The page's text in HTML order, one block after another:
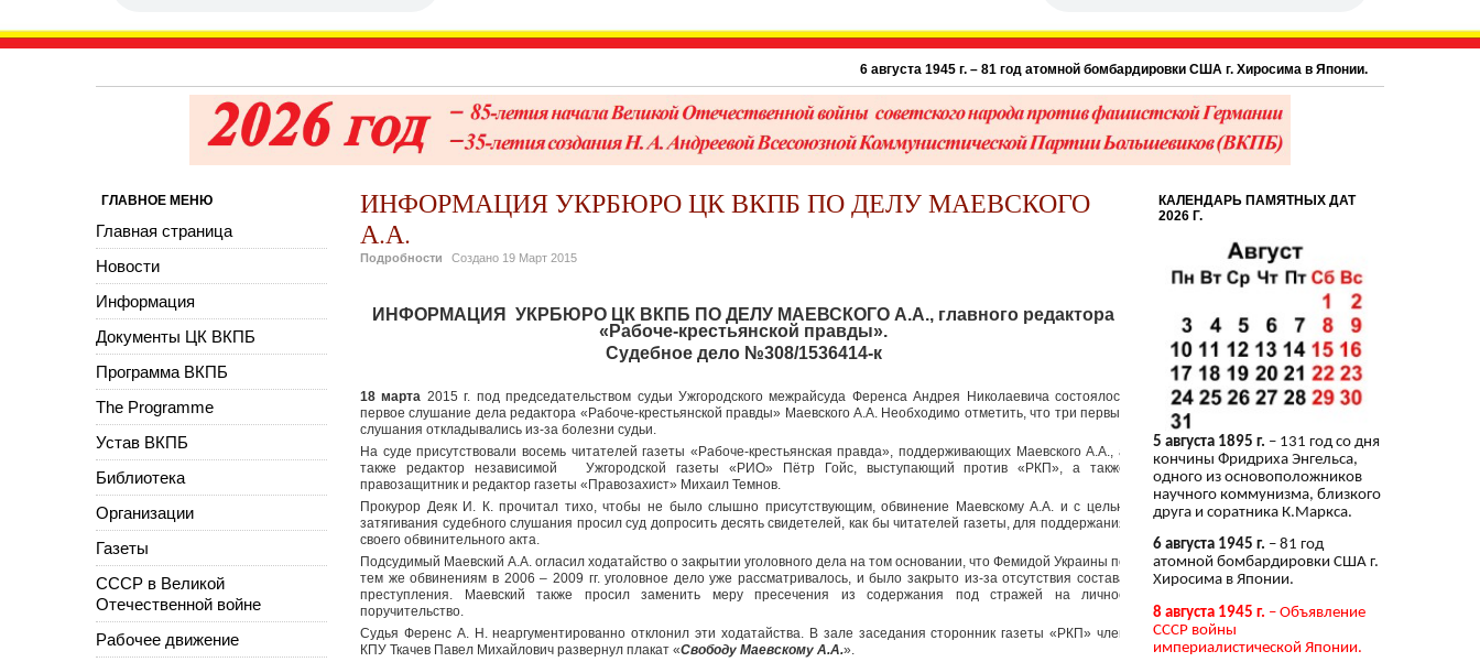
6 августа 1945 г. – 81 год атомной бомбардировки США г. Хиросима в Японии.
ИНФОРМАЦИЯ УКРБЮРО ЦК ВКПБ ПО ДЕЛУ МАЕВСКОГО
А.А.
Подробности Создано 19 Март 2015
ИНФОРМАЦИЯ УКРБЮРО ЦК ВКПБ ПО ДЕЛУ МАЕВСКОГО А.А., главного редактора
«Рабоче-крестьянской правды».
Судебное дело №308/1536414-к
18 марта 2015 г. под председательством судьи Ужгородского межрайсуда Ференса Андрея Николаевича состоялось
первое слушание дела редактора «Рабоче-крестьянской правды» Маевского А.А. Необходимо отметить, что три первых
слушания откладывались из-за болезни судьи.
На суде присутствовали восемь читателей газеты «Рабоче-крестьянская правда», поддерживающих Маевского А.А., а
также редактор независимой Ужгородской газеты «РИО» Пётр Гойс, выступающий против «РКП», а также
правозащитник и редактор газеты «Правозахист» Михаил Темнов.
Прокурор Деяк И. К. прочитал тихо, чтобы не было слышно присутствующим, обвинение Маевскому А.А. и с целью
затягивания судебного слушания просил суд допросить десять свидетелей, как бы читателей газеты, для поддержания
своего обвинительного акта.
Подсудимый Маевский А.А. огласил ходатайство о закрытии уголовного дела на том основании, что Фемидой Украины по
тем же обвинениям в 2006 – 2009 гг. уголовное дело уже рассматривалось, и было закрыто из-за отсутствия состава
преступления. Маевский также просил заменить меру пресечения из содержания под стражей на личное
поручительство.
Судья Ференс А. Н. неаргументированно отклонил эти ходатайства. В зале заседания сторонник газеты «РКП» член
КПУ Ткачев Павел Михайлович развернул плакат «Свободу Маевскому А.А.».
ГЛАВНОЕ МЕНЮ
Главная страница
Новости
Информация
Документы ЦК ВКПБ
Программа ВКПБ
The Programme
Устав ВКПБ
Библиотека
Организации
Газеты
СССР в Великой
Отечественной войне
Рабочее движение
КАЛЕНДАРЬ ПАМЯТНЫХ ДАТ
2026 Г.
5 августа 1895 г. – 131 год со дня
кончины Фридриха Энгельса,
одного из основоположников
научного коммунизма, близкого
друга и соратника К.Маркса.
6 августа 1945 г. – 81 год
атомной бомбардировки США г.
Хиросима в Японии.
8 августа 1945 г. – Объявление
СССР войны
империалистической Японии.